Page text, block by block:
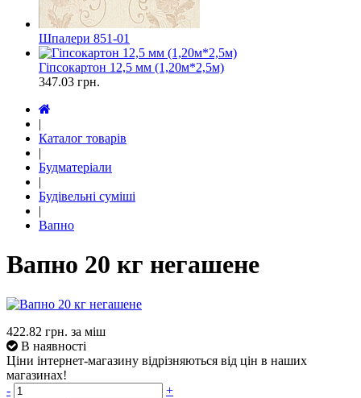
Шпалери 851-01
Гіпсокартон 12,5 мм (1,20м*2,5м)
347.03 грн.
|
Каталог товарів
|
Будматеріали
|
Будівельні суміші
|
Вапно
Вапно 20 кг негашене
422.82 грн. за міш
В наявності
Ціни інтернет-магазину відрізняються від цін в наших
магазинах!
-
+